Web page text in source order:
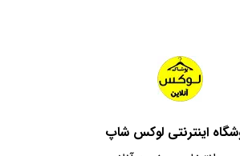
اینترنتی لوکس شاپ